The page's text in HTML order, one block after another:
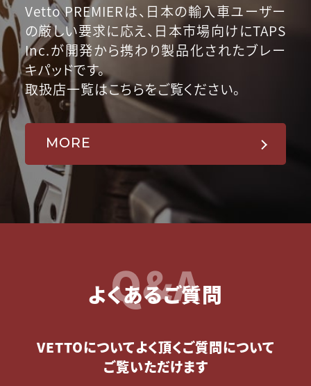
Vetto PREMIERは、日本の輸入車ユーザー
の厳しい要求に応え、日本市場向けにTAPS
Inc.が開発から携わり製品化されたブレー
キパッドです。
取扱店一覧はこちらをご覧ください。
MORE
Q&A
よくあるご質問
VETTOについてよく頂くご質問について
ご覧いただけます